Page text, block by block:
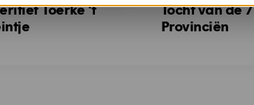
Toerke 't
Tocht van de 7
Provinciën